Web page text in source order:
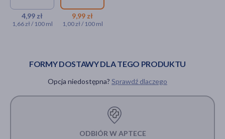
4,99 zł
1,66 zł / 100 ml
Ronney Silk Sleek, maska
wygładzająca do włosów z
jedwabiem, 300 ml
9,99 zł
1,00 zł / 100 ml
FORMY DOSTAWY DLA TEGO PRODUKTU
Opcja niedostępna? Sprawdź dlaczego
ODBIÓR W APTECE